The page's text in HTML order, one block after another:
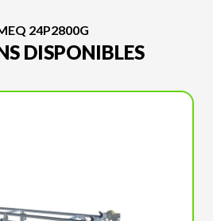
24P2800G
DISPONIBLES